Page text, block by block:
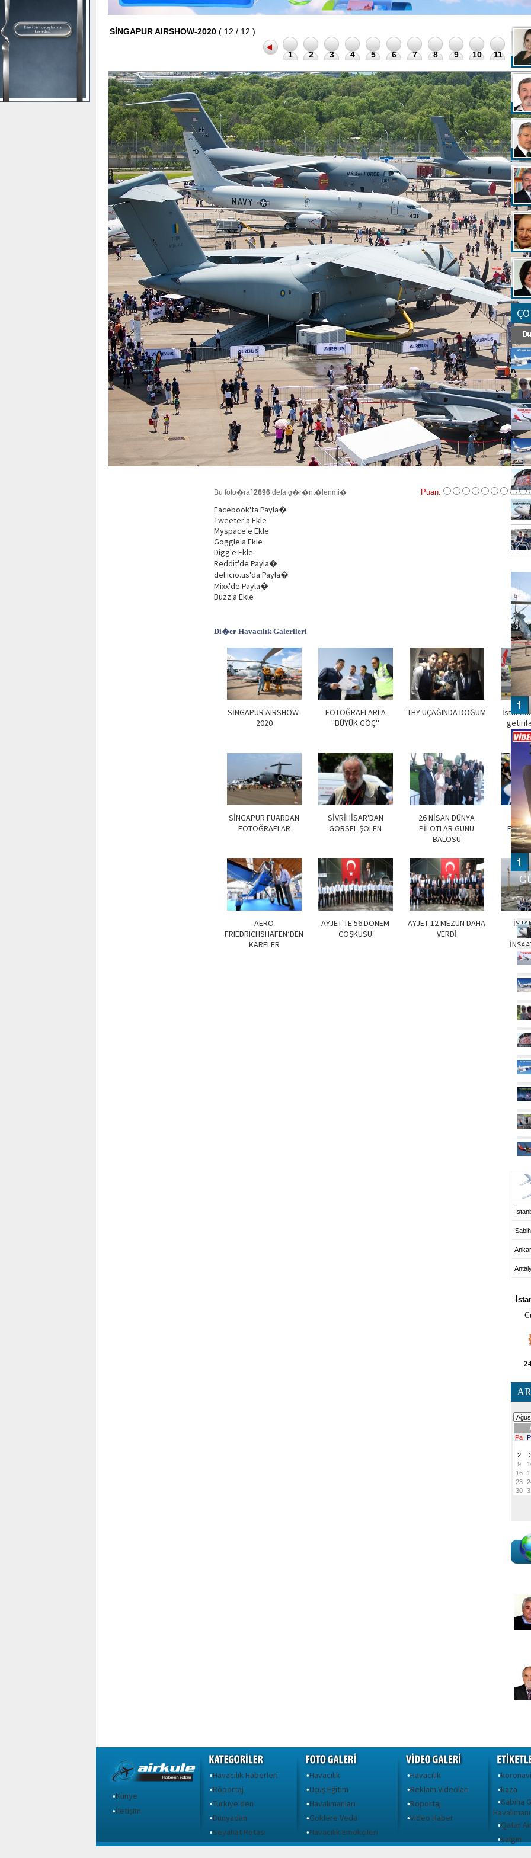
SİNGAPUR AIRSHOW-2020 ( 12 / 12 )
1 2 3 4 5 6 7 8 9 10 11 12
Bu foto�raf2696defa g�r�nt�lenmi� Puan:
Facebook'ta Payla�
Tweeter'a Ekle
Myspace'e Ekle
Goggle'a Ekle
Digg'e Ekle
Reddit'de Payla�
del.icio.us'da Payla�
Mixx'de Payla�
Buzz'a Ekle
Di�er Havacılık Galerileri
SİNGAPUR AIRSHOW-
2020
FOTOĞRAFLARLA
''BÜYÜK GÖÇ''
THY UÇAĞINDA DOĞUM
SİNGAPUR FUARDAN
FOTOĞRAFLAR
SİVRİHİSAR'DAN
GÖRSEL ŞÖLEN
26 NİSAN DÜNYA
PİLOTLAR GÜNÜ
BALOSU
AERO
FRIEDRICHSHAFEN’DEN
KARELER
AYJET'TE 56.DÖNEM
COŞKUSU
AYJET 12 MEZUN DAHA
VERDİ
•Künye
•İletişim
•Havacılık Haberleri
•Röportaj
•Türkiye'den
•Dünyadan
•Seyahat Rotası
•Havacılık
•Uçuş Eğitim
•Havalimanları
•Göklere Veda
•Havacılık Emekçileri
•Havacılık
•Reklam Videoları
•Röportaj
•Video Haber
•
•kaza
•Sabiha
Havalimanı
•Qatar
•salgın